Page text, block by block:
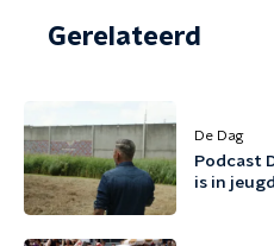
Gerelateerd
De Dag
Podcast
is in